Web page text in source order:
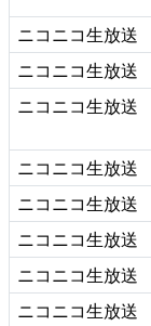
ニコニコ生放送
ニコニコ生放送
ニコニコ生放送
ニコニコ生放送
ニコニコ生放送
ニコニコ生放送
ニコニコ生放送
ニコニコ生放送